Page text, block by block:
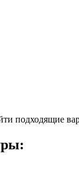
подходящие